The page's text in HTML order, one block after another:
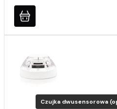
Czujka dwusensorowa